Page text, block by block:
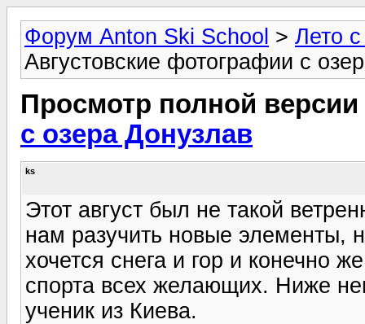
Форум Anton Ski School > Лето
Августовские фотографии с
Просмотр полной
с озера Донузлав
ks
Этот август был не такой
нам разучить новые элементы,
хочется снега и гор и конечно
спорта всех желающих. Ниже
ученик из Киева.